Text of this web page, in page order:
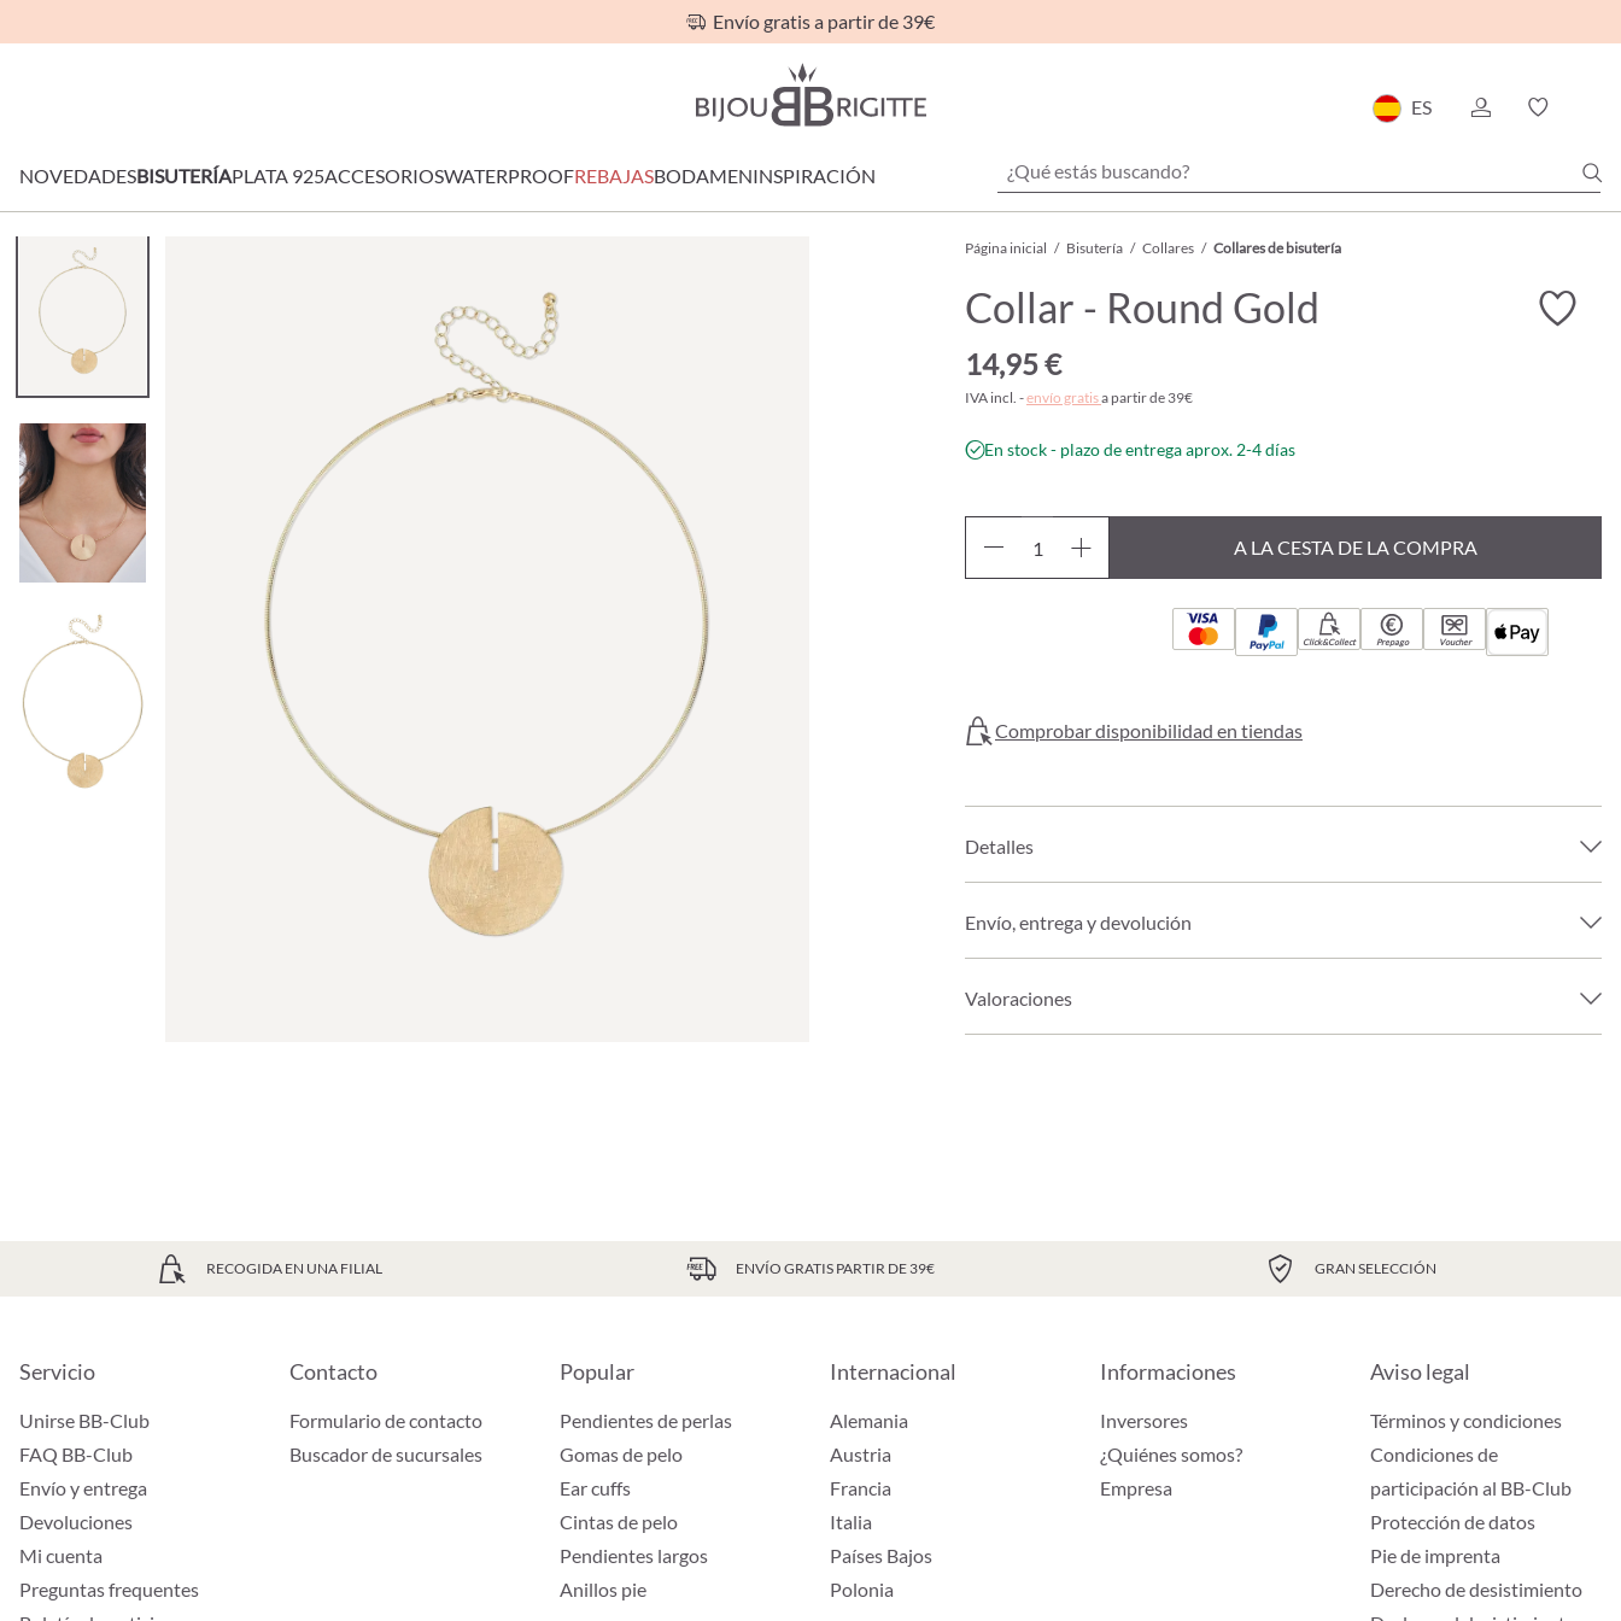
Envío gratis a partir de 39€
ES
NOVEDADESBISUTERÍAPLATA 925ACCESORIOSWATERPROOFREBAJASBODAMENINSPIRACIÓN
Página inicial / Bisutería / Collares / Collares de bisutería
Collar - Round Gold
14,95 €
IVA incl. -envío gratisa partir de 39€
En stock - plazo de entrega aprox. 2-4 días
A LA CESTA DE LA COMPRA
Click&Collect Prepago Voucher
Comprobar disponibilidad en tiendas
Detalles
Envío, entrega y devolución
Valoraciones
RECOGIDA EN UNA FILIAL ENVÍO GRATIS PARTIR DE 39€ GRAN SELECCIÓN
Servicio
Unirse BB-Club
FAQ BB-Club
Envío y entrega
Devoluciones
Mi cuenta
Preguntas frequentes
Contacto
Formulario de contacto
Buscador de sucursales
Popular
Pendientes de perlas
Gomas de pelo
Ear cuffs
Cintas de pelo
Pendientes largos
Anillos pie
Internacional
Alemania
Austria
Francia
Italia
Países Bajos
Polonia
Informaciones
Inversores
¿Quiénes somos?
Empresa
Aviso legal
Términos y condiciones
Condiciones de
participación al BB-Club
Protección de datos
Pie de imprenta
Derecho de desistimiento